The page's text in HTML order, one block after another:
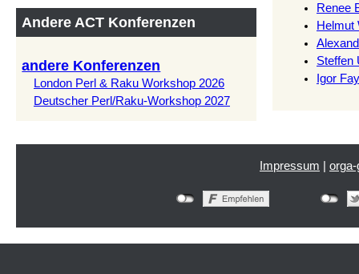
Andere ACT Konferenzen
andere Konferenzen
London Perl & Raku Workshop 2026
Deutscher Perl/Raku-Workshop 2027
Renee
Helmut
Steffen
Igor
Impressum |